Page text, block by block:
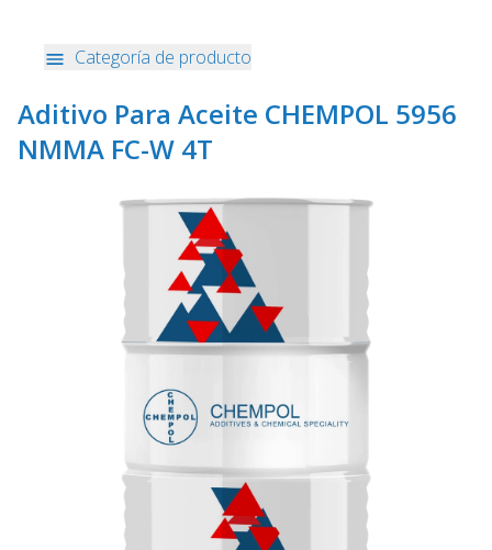
Categoría de producto
Aditivo Para Aceite CHEMPOL 5956
NMMA FC-W 4T